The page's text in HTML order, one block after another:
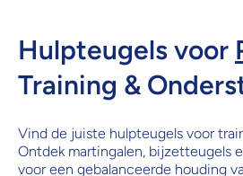
Hulpteugels voor
Training &
Vind de juiste hulpteugels voor
Ontdek martingalen, bijzetteugels
voor een gebalanceerde houding